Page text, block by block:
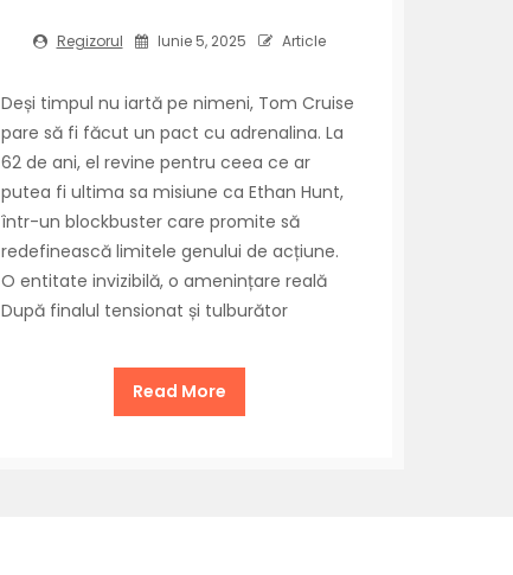
Regizorul Iunie 5, 2025 Article
Deși timpul nu iartă pe nimeni, Tom Cruise
pare să fi făcut un pact cu adrenalina. La
62 de ani, el revine pentru ceea ce ar
putea fi ultima sa misiune ca Ethan Hunt,
într-un blockbuster care promite să
redefinească limitele genului de acțiune.
O entitate invizibilă, o amenințare reală
După finalul tensionat și tulburător
Read More